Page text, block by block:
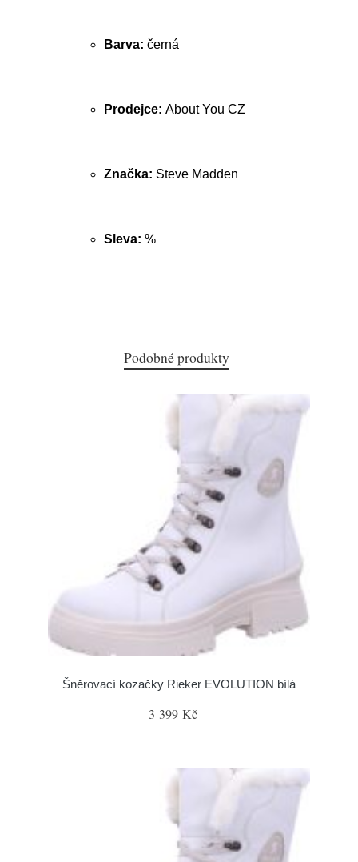
Barva: černá
Prodejce: About You CZ
Značka: Steve Madden
Sleva: %
Podobné produkty
Šněrovací kozačky Rieker EVOLUTION bílá
3 399 Kč